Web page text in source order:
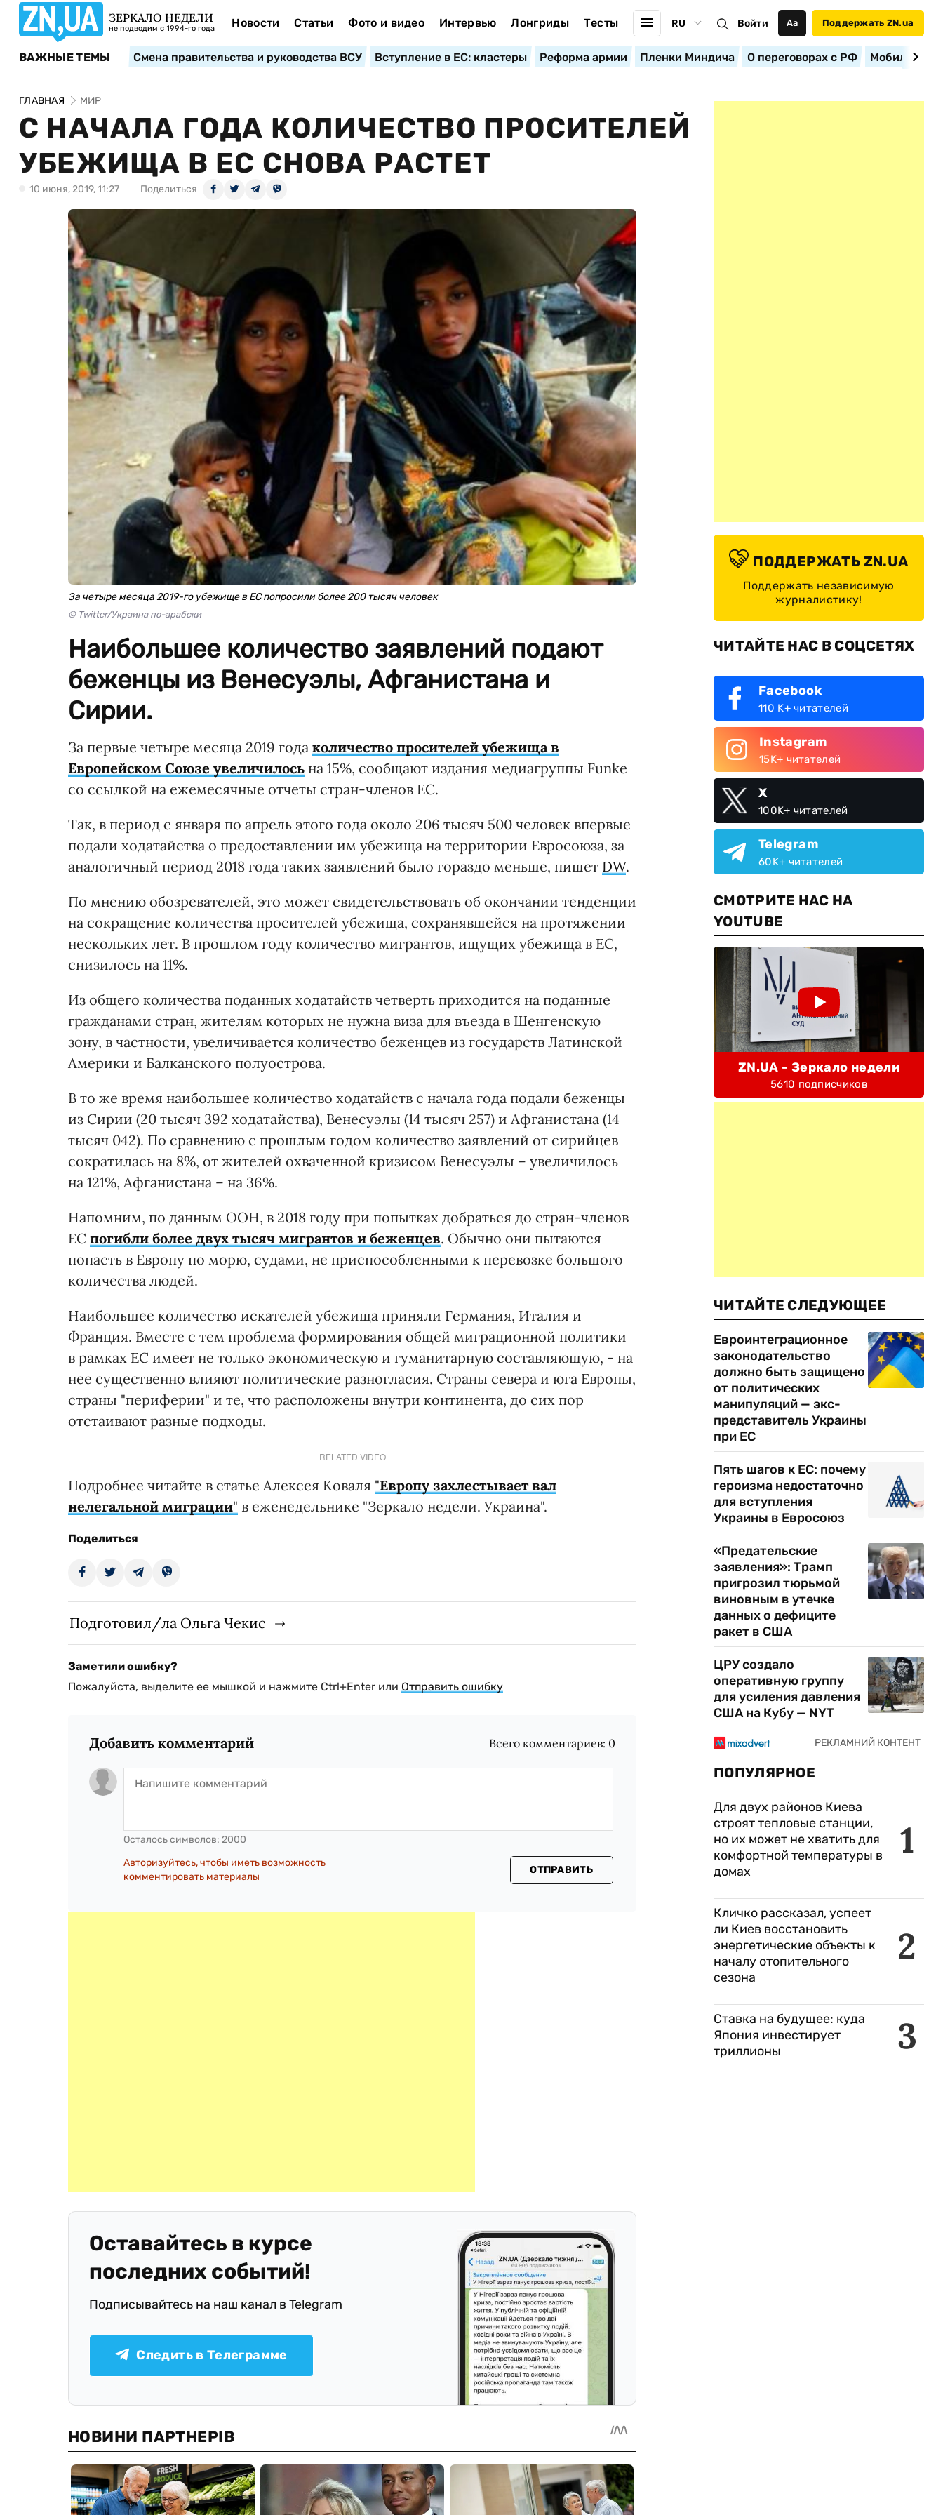
ЗЕРКАЛО НЕДЕЛИ
не подводим с 1994-го года Новости Статьи Фото и видео Интервью Лонгриды Тесты RU Войти Аа Поддержать ZN.ua
ВАЖНЫЕ ТЕМЫ Смена правительства и руководства ВСУ Вступление в ЕС: кластеры Реформа армии Пленки Миндича О переговорах с РФ
ГЛАВНАЯ МИР
С НАЧАЛА ГОДА КОЛИЧЕСТВО ПРОСИТЕЛЕЙ
УБЕЖИЩА В ЕС СНОВА РАСТЕТ
10 июня, 2019, 11:27 Поделиться
За четыре месяца 2019-го убежище в ЕС попросили более 200 тысяч человек
Наибольшее количество заявлений подают
беженцы из Венесуэлы, Афганистана и
Сирии.
За первые четыре месяца 2019 года количество просителей убежища в
Европейском Союзе увеличилось на 15%, сообщают издания медиагруппы Funke
со ссылкой на ежемесячные отчеты стран-членов ЕС.
Так, в период с января по апрель этого года около 206 тысяч 500 человек впервые
подали ходатайства о предоставлении им убежища на территории Евросоюза, за
аналогичный период 2018 года таких заявлений было гораздо меньше, пишет DW.
По мнению обозревателей, это может свидетельствовать об окончании тенденции
на сокращение количества просителей убежища, сохранявшейся на протяжении
нескольких лет. В прошлом году количество мигрантов, ищущих убежища в ЕС,
снизилось на 11%.
Из общего количества поданных ходатайств четверть приходится на поданные
гражданами стран, жителям которых не нужна виза для въезда в Шенгенскую
зону, в частности, увеличивается количество беженцев из государств Латинской
Америки и Балканского полуострова.
В то же время наибольшее количество ходатайств с начала года подали беженцы
из Сирии (20 тысяч 392 ходатайства), Венесуэлы (14 тысяч 257) и Афганистана (14
тысяч 042). По сравнению с прошлым годом количество заявлений от сирийцев
сократилась на 8%, от жителей охваченной кризисом Венесуэлы – увеличилось
на 121%, Афганистана – на 36%.
Напомним, по данным ООН, в 2018 году при попытках добраться до стран-членов
ЕС погибли более двух тысяч мигрантов и беженцев. Обычно они пытаются
попасть в Европу по морю, судами, не приспособленными к перевозке большого
количества людей.
Наибольшее количество искателей убежища приняли Германия, Италия и
Франция. Вместе с тем проблема формирования общей миграционной политики
в рамках ЕС имеет не только экономическую и гуманитарную составляющую, - на
нее существенно влияют политические разногласия. Страны севера и юга Европы,
страны "периферии" и те, что расположены внутри континента, до сих пор
отстаивают разные подходы.
RELATED VIDEO
Подробнее читайте в статье Алексея Коваля "Европу захлестывает вал
нелегальной миграции" в еженедельнике "Зеркало недели. Украина".
Поделиться
Подготовил/ла Ольга Чекис
Заметили ошибку?
Пожалуйста, выделите ее мышкой и нажмите Ctrl+Enter или Отправить ошибку
Добавить комментарий Всего комментариев: 0
Осталось символов: 2000
Авторизуйтесь, чтобы иметь возможность
комментировать материалы
ОТПРАВИТЬ
Оставайтесь в курсе
последних событий!
Подписывайтесь на наш канал в Telegram
Следить в Телеграмме
ПОДДЕРЖАТЬ ZN.UA
Поддержать независимую
журналистику!
ЧИТАЙТЕ НАС В СОЦСЕТЯХ
Facebook
110 K+ читателей
Instagram
15K+ читателей
X
100K+ читателей
Telegram
60K+ читателей
СМОТРИТЕ НАС НА
YOUTUBE
ZN.UA - Зеркало недели
5610 подписчиков
ЧИТАЙТЕ СЛЕДУЮЩЕЕ
Евроинтеграционное
законодательство
должно быть защищено
от политических
манипуляций — экс-
представитель Украины
при ЕС
Пять шагов к ЕС: почему
героизма недостаточно
для вступления
Украины в Евросоюз
«Предательские
заявления»: Трамп
пригрозил тюрьмой
виновным в утечке
данных о дефиците
ракет в США
ЦРУ создало
оперативную группу
для усиления давления
США на Кубу — NYT
ПОПУЛЯРНОЕ
1
Для двух районов Киева
строят тепловые станции,
но их может не хватить для
комфортной температуры в
домах
2
Кличко рассказал, успеет
ли Киев восстановить
энергетические объекты к
началу отопительного
сезона
3
Ставка на будущее: куда
Япония инвестирует
триллионы